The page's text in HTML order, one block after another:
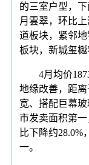
的三室户型，
月雲翠，环比
道板块，紧邻
板块，新城玺樾
4月均价
地缘改善，距
宽、搭配巨幕
市发卖面积第
比下降约28.0%
一。